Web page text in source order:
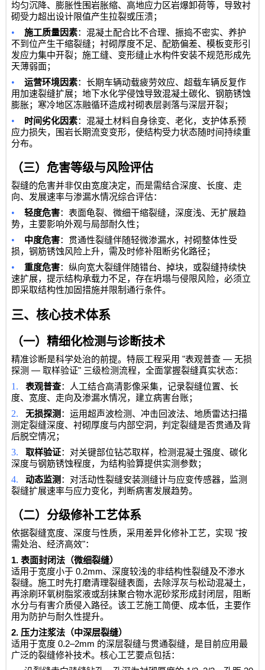
均匀沉降、膨胀性围岩胀缩、高地应力区岩爆卸荷等，导致衬
砌受力超出设计限值产生拉裂或压溃；
• 施工质量因素：混凝土配合比不合理、振捣不密实、养护
不到位产生干缩裂缝；衬砌厚度不足、配筋偏差、模板变形引
发应力集中开裂；施工缝、变形缝止水构件安装不规范形成先
天薄弱面；
• 运营环境因素：长期车辆动载疲劳效应、超载车辆反复作
用加速裂缝扩展；地下水化学侵蚀导致混凝土碳化、钢筋锈蚀
膨胀；寒冷地区冻融循环造成衬砌表层剥落与深层开裂；
• 时间劣化因素：混凝土材料自身徐变、老化，支护体系预
应力损失，围岩长期流变变形，使结构受力状态随时间持续重
分布。
（三）危害等级与风险评估
裂缝的危害并非仅由宽度决定，而是需结合深度、长度、走
向、发展速率与渗漏水情况综合评估：
• 轻度危害：表面龟裂、微细干缩裂缝，深度浅、无扩展趋
势，主要影响外观与局部耐久性；
• 中度危害：贯通性裂缝伴随轻微渗漏水，衬砌整体性受
损，钢筋锈蚀风险上升，需及时修补阻断劣化路径；
• 重度危害：纵向宽大裂缝伴随错台、掉块，或裂缝持续快
速扩展，提示结构承载力不足，存在坍塌与侵限风险，必须立
即采取结构性加固措施并限制通行条件。
三、核心技术体系
（一）精细化检测与诊断技术
精准诊断是科学处治的前提。特辰工程采用 "表观普查 —无损
探测 —取样验证" 三级检测流程，全面掌握裂缝真实状态：
1. 表观普查：人工结合高清影像采集，记录裂缝位置、长
度、宽度、走向及渗漏水情况，建立病害台账；
2. 无损探测 ：运用超声波检测、冲击回波法、地质雷达扫描
测定裂缝深度、衬砌厚度与内部空洞，判定裂缝是否贯通及背
后脱空情况；
3. 取样验证：对关键部位钻芯取样，检测混凝土强度、碳化
深度与钢筋锈蚀程度，为结构验算提供实测参数；
4. 动态监测 ：对活动性裂缝安装测缝计与应变传感器，监测
裂缝扩展速率与应力变化，判断病害发展趋势。
（二）分级修补工艺体系
依据裂缝宽度、深度与性质，采用差异化修补工艺，实现 "按
需处治、经济高效"：
1.表面封闭法（微细裂缝）
适用于宽度小于 0.2mm、深度较浅的非结构性裂缝及不渗水
裂缝。施工时先打磨清理裂缝表面，去除浮灰与松动混凝土，
再涂刷环氧树脂浆液或刮抹聚合物水泥砂浆形成封闭层，阻断
水分与有害介质侵入路径。该工艺施工简便、成本低，主要作
用为防护与耐久性提升。
2.压力注浆法（中深层裂缝）
适用于宽度 0.2–2mm 的深层裂缝与贯通裂缝，是目前应用最
广泛的裂缝修补技术。核心工艺要点包括：